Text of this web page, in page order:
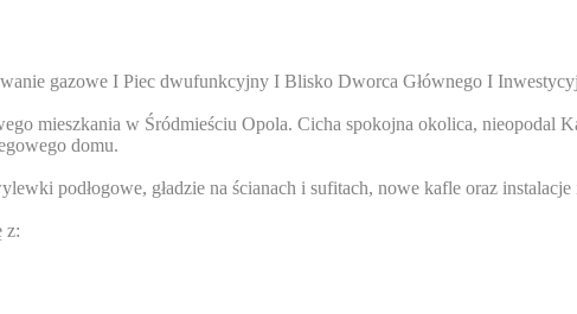
gazowe I Piec dwufunkcyjny I Blisko Dworca Głównego I
mieszkania w Śródmieściu Opola. Cicha spokojna okolica, nieopodal
domu.
podłogowe, gładzie na ścianach i sufitach, nowe kafle oraz instalacje
z: